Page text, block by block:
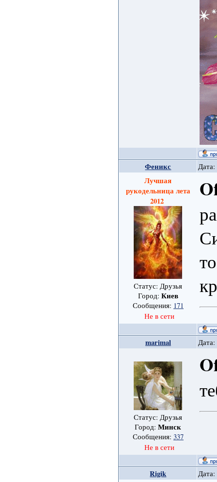
Феникс
Лучшая
рукодельница лета
2012
Статус: Друзья
Город: Киев
Сообщения: 171
Не в сети
marimal
Статус: Друзья
Город:Минск
Сообщения: 337
Не в сети
Rigik Дата: